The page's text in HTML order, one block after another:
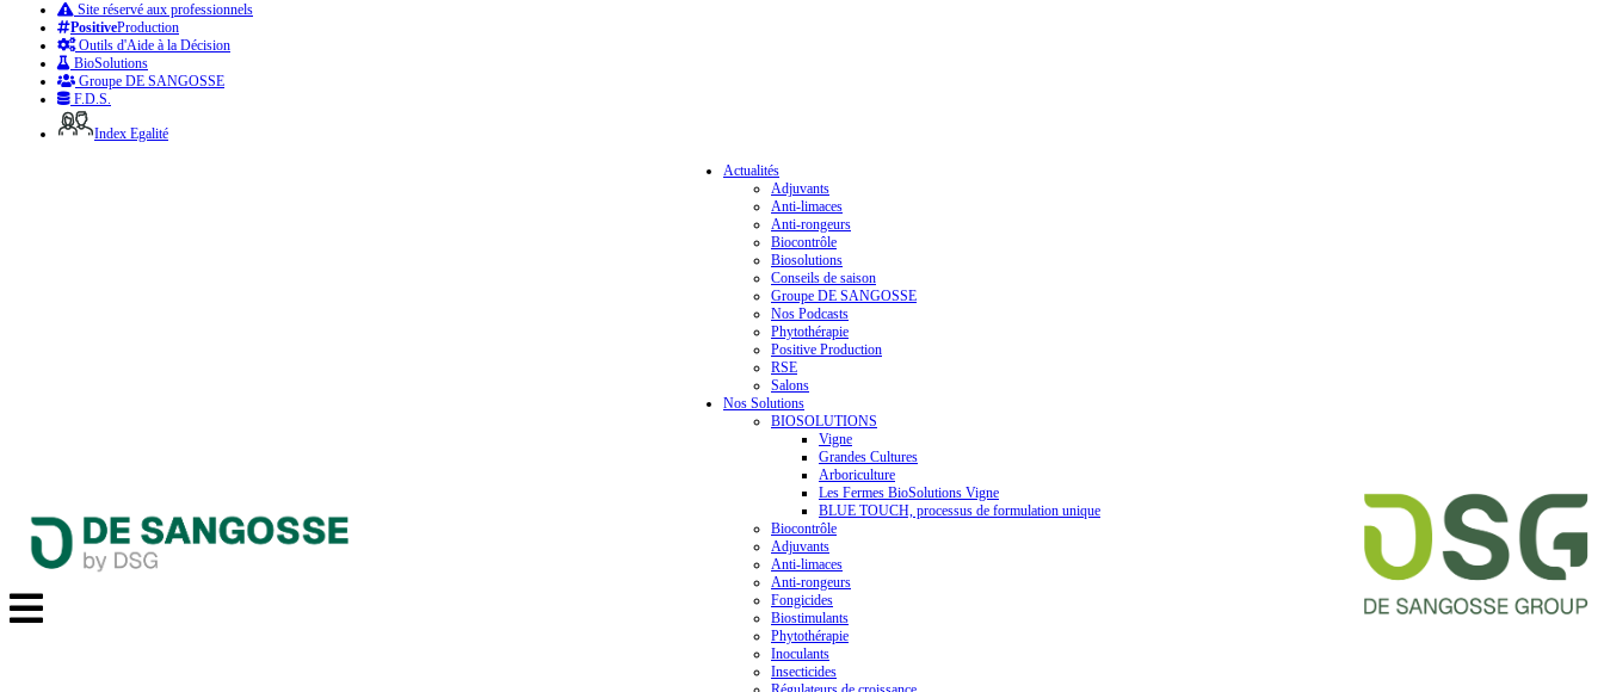
Site réservé aux professionnels
PositiveProduction
Outils d'Aide à la Décision
BioSolutions
Groupe DE SANGOSSE
F.D.S.
Index Egalité
Actualités
Adjuvants
Anti-limaces
Anti-rongeurs
Biocontrôle
Biosolutions
Conseils de saison
Groupe DE SANGOSSE
Nos Podcasts
Phytothérapie
Positive Production
RSE
Salons
Nos Solutions
BIOSOLUTIONS
Vigne
Grandes Cultures
Arboriculture
Les Fermes BioSolutions Vigne
BLUE TOUCH, processus de formulation unique
Biocontrôle
Adjuvants
Anti-limaces
Anti-rongeurs
Fongicides
Biostimulants
Phytothérapie
Inoculants
Insecticides